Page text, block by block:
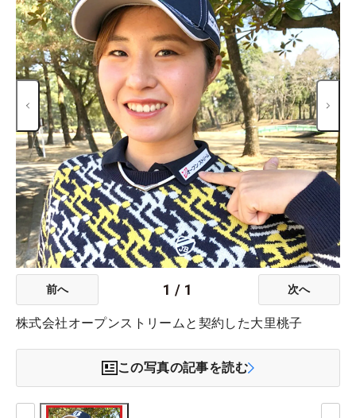
前へ 1 / 1 次へ
株式会社オープンストリームと契約した大里桃子
この写真の記事を読む